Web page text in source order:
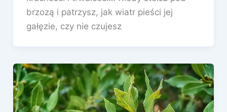
brzozą i patrzysz, jak wiatr pieści jej
gałęzie, czy nie czujesz